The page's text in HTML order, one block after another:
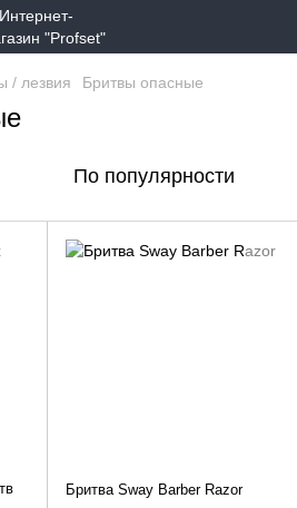
/ лезвия Бритвы опасные
По популярности
Бритва Sway Barber Razor